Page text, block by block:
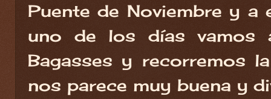
Puente de Noviembre y a
uno de los días vamos
Bagasses y recorremos
nos parece muy buena y